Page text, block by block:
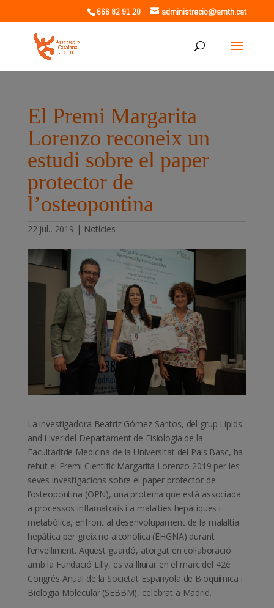
666 82 91 20 administracio@amth.cat
El Premi Margarita
Lorenzo reconeix un
estudi sobre el paper
protector de
l’osteopontina
22 jul., 2019 | Notícies
La investigadora Beatriz Gómez Santos, del grup Lipids
and Liver del Departament de Fisiologia de la
Facultadtde Medicina de la Universitat del País Basc, ha
rebut el Premi Científic Margarita Lorenzo 2019 per les
seves investigacions sobre el paper protector de
l’osteopontina (OPN), una proteïna que està associada
a processos inflamatoris i a malalties hepàtiques i
metabòlica, enfront al desenvolupament de la malaltia
hepàtica per greix no alcohòlica (EHGNA) durant
l’envelliment. Aquest guardó, atorgat en col·laboració
amb la Fundació Lilly, es va lliurar en el marc del 42è
Congrés Anual de la Societat Espanyola de Bioquímica i
Biologia Molecular (SEBBM), celebrat a Madrid.